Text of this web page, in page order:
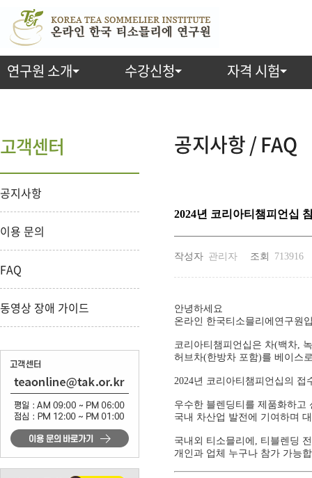
연구원 소개 수강신청 자격 시험
공지사항 / FAQ
2024년 코리아티챔피언십
작성자 관리자 조회 713916
안녕하세요
온라인 한국티소믈리에연구원
코리아티챔피언십은 차(백차,
허브차(한방차 포함)를 베이스
2024년 코리아티챔피언십의
우수한 블렌딩티를 제품화하고
국내 차산업 발전에 기여하며
국내외 티소믈리에, 티블렌딩
개인과 업체 누구나 참가 가능
고객센터
공지사항
이용 문의
FAQ
동영상 장애 가이드